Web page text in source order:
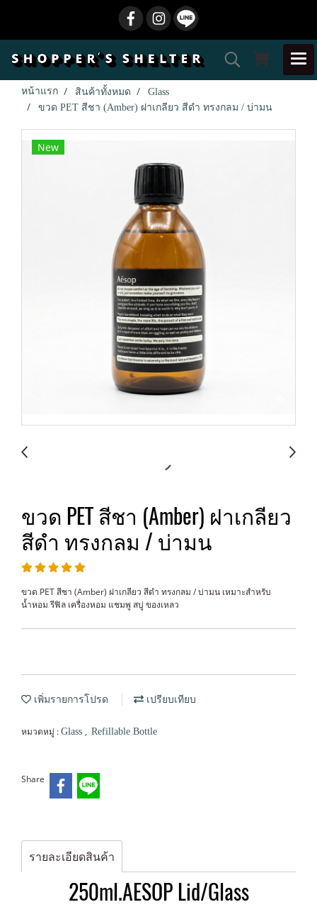
หน้าแรก สินค้าทั้งหมด
Glass
ขวด PET สีชา (Amber) ฝาเกลียว สีดำ ทรงกลม / บ่ามน
New
ขวด PET สีชา (Amber) ฝาเกลียว
สีดำ ทรงกลม / บ่ามน
ขวด PET สีชา (Amber) ฝาเกลียว สีดำ ทรงกลม / บ่ามน เหมาะสำหรับ
น้ำหอม รีฟิล เครื่องหอม แชมพู สบู่ ของเหลว
เพิ่มรายการโปรด เปรียบเทียบ
หมวดหมู่ : Glass , Refillable Bottle
Share
รายละเอียดสินค้า
250ml.AESOP Lid/Glass